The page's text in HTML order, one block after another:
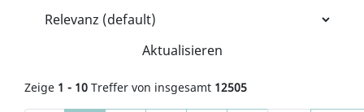
Aktualisieren
Zeige 1 - 10 Treffer von insgesamt 12505